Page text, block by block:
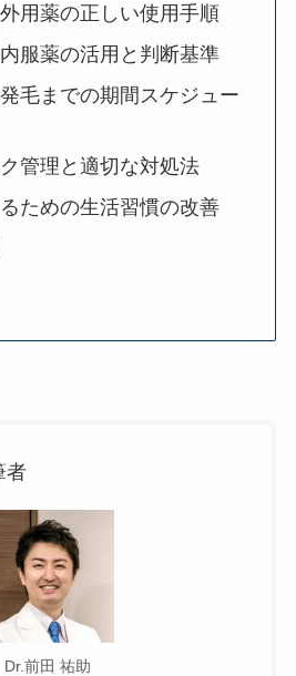
用薬の正しい使用手順
服薬の活用と判断基準
毛までの期間スケジュー
管理と適切な対処法
ための生活習慣の改善
者
Dr.前田 祐助